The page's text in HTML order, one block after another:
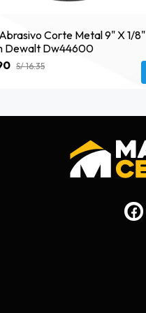
Corte Metal 9" X 1/8"
Dewalt Dw44600
S/ 16.35